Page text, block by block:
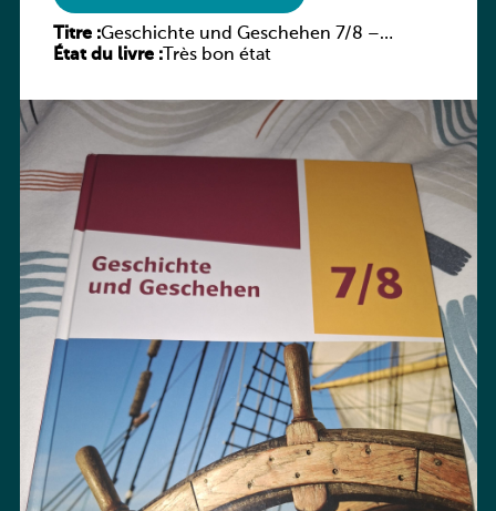
Titre :Geschichte und Geschehen 7/8 –
Rheinland-Pfalz
État du livre :Très bon état